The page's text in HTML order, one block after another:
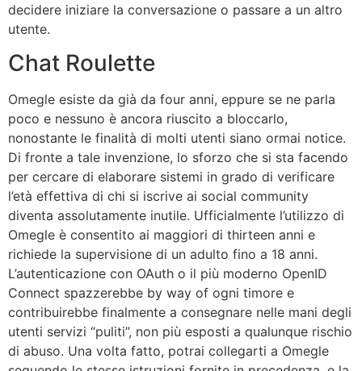
decidere iniziare la conversazione o passare a un altro
utente.
Chat Roulette
Omegle esiste da già da four anni, eppure se ne parla
poco e nessuno è ancora riuscito a bloccarlo,
nonostante le finalità di molti utenti siano ormai notice.
Di fronte a tale invenzione, lo sforzo che si sta facendo
per cercare di elaborare sistemi in grado di verificare
l’età effettiva di chi si iscrive ai social community
diventa assolutamente inutile. Ufficialmente l’utilizzo di
Omegle è consentito ai maggiori di thirteen anni e
richiede la supervisione di un adulto fino a 18 anni.
L’autenticazione con OAuth o il più moderno OpenID
Connect spazzerebbe by way of ogni timore e
contribuirebbe finalmente a consegnare nelle mani degli
utenti servizi “puliti”, non più esposti a qualunque rischio
di abuso. Una volta fatto, potrai collegarti a Omegle